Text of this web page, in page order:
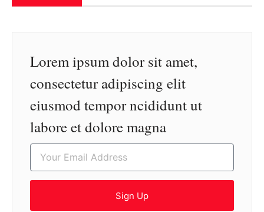
Lorem ipsum dolor sit amet,
consectetur adipiscing elit
eiusmod tempor ncididunt ut
labore et dolore magna
Sign Up